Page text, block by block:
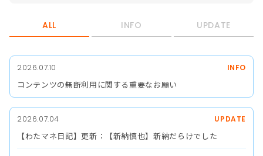
ALL INFO UPDATE
INFO
2026.07.10
コンテンツの無断利用に関する重要なお願い
UPDATE
2026.07.04
【わたマネ日記】更新：【新納慎也】新納だらけでした